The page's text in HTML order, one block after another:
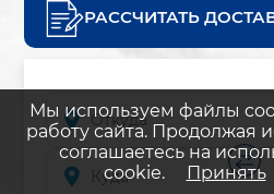
РАССЧИТАТЬ
Мы используем файлы
работу сайта. Продолжая
соглашаетесь на
cookie.
Принять